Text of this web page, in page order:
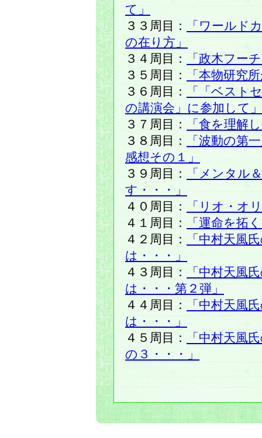
て」
３３周目：
「ワールド
の在り方」
３４周目：
「政木フー
３５周目：
「本物研究
３６周目：
「「ベスト
の講演会」に参加して」
３７周目：
「食を理解
３８周目：
「波動の第
感想その１」
３９周目：
「メンタル
す・・・」
４０周目：
「リオ・オ
４１周目：
「運命を拓
４２周目：
「中村天風
は・・・」
４３周目：
「中村天風
は・・・第２弾」
４４周目：
「中村天風
は・・・」
４５周目：
「中村天風
の３・・・」